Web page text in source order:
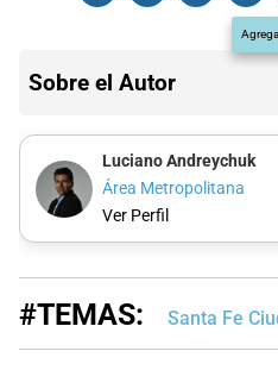
Sobre el Autor
Luciano Andreychuk
Área Metropolitana
Ver Perfil
#TEMAS: Santa Fe